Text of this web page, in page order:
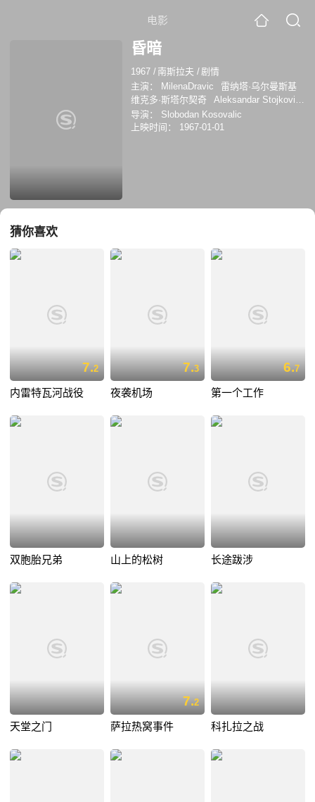
电影
昏暗
1967 / 南斯拉夫 /剧情
主演：
MilenaDravic
雷纳塔·乌尔曼斯基
维克多·斯塔尔契奇
Aleksandar Stojkovic
普雷德拉格·塔索瓦茨
杜尚·塔迪奇
察·索基奇
Desa Dugalic
导演：
Slobodan Kosovalic
上映时间：
1967-01-01
猜你喜欢
7.2
内雷特瓦河战役
7.3
夜袭机场
6.7
第一个工作
双胞胎兄弟 山上的松树 长途跋涉
天堂之门
7.2
萨拉热窝事件 科扎拉之战